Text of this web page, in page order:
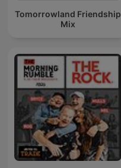
Tomorrowland Friendship
Mix